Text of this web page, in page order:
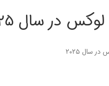
در سال ۲۰۲۵